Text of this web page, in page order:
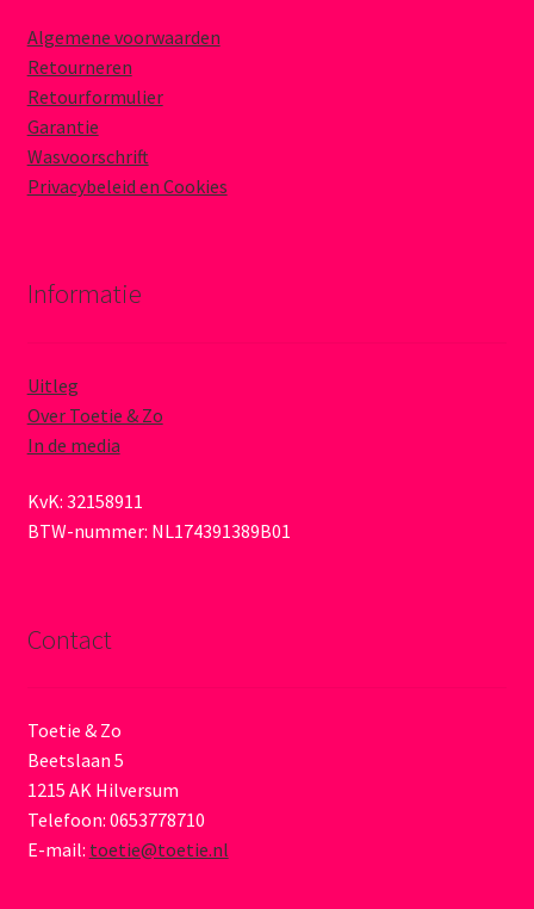
Algemene voorwaarden
Retourneren
Retourformulier
Garantie
Wasvoorschrift
Privacybeleid en Cookies
Informatie
Uitleg
Over Toetie & Zo
In de media
KvK: 32158911
BTW-nummer: NL174391389B01
Contact
Toetie & Zo
Beetslaan 5
1215 AK Hilversum
Telefoon: 0653778710
E-mail: toetie@toetie.nl